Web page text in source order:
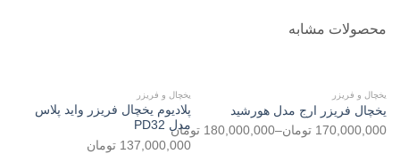
محصولات مشابه
یخچال و فریزر
یخچال فریزر ارج مدل هورشید
170,000,000 تومان–
180,000,000 تومان
یخچال و فریزر
پلادیوم یخچال فریزر واید پلاس
مدل PD32
137,000,000 تومان